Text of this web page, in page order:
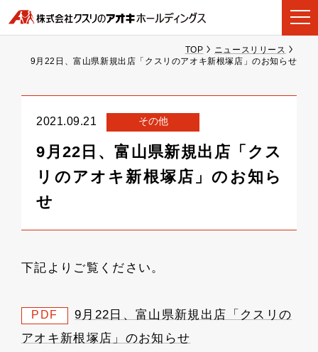
TOP
ニュースリリース
9月22日、富山県新規出店「クスリのアオキ新根塚店」のお知らせ
2021.09.21 その他
9月22日、富山県新規出店「クス
リのアオキ新根塚店」のお知ら
せ
下記よりご覧ください。
PDF
9月22日、富山県新規出店「クスリの
アオキ新根塚店」のお知らせ